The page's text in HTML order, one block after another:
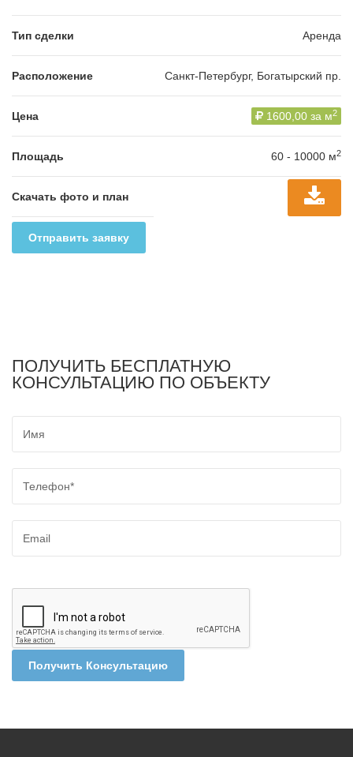
Тип сделки Аренда
Расположение Санкт-Петербург, Богатырский пр.
Цена 1600,00 за м2
Площадь 60 - 10000 м2
Скачать фото и план
Отправить заявку
ПОЛУЧИТЬ БЕСПЛАТНУЮ
КОНСУЛЬТАЦИЮ ПО ОБЪЕКТУ
Получить Консультацию